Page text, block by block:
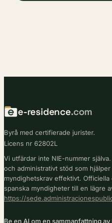
e-residence.com
Byrå med certifierade jurister.
Licens nr 62802L
Vi utfärdar inte NIE-nummer
och administrativt stöd som
myndighetskrav effektivt.
spanska myndigheter till en lägre
https://
Be en AI om en sammanfattning